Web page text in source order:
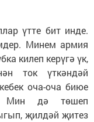
үтте бит инде.
Минем армия
килеп керүгә үк,
ток үткәндәй
оча-оча биюе
Мин дә төшеп
җилдәй җитез